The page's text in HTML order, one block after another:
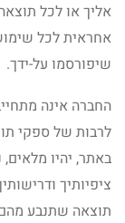
אליך או לכל
אחראית לכל
שיפורסמו על-ידך.
החברה אינה
לרבות של ספקי
באתר, יהיו מלאים,
ציפיותיך
תוצאה שתנבע